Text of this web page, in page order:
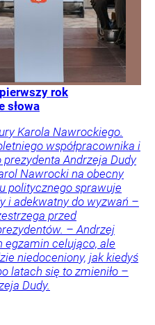
rok
słowa
Karola Nawrockiego.
współpracownika i
Andrzeja Dudy
Nawrocki na obecny
politycznego sprawuje
i adekwatny do wyzwań –
przed
– Andrzej
egzamin celująco, ale
niedoceniony, jak kiedyś
latach się to zmieniło –
Dudy.